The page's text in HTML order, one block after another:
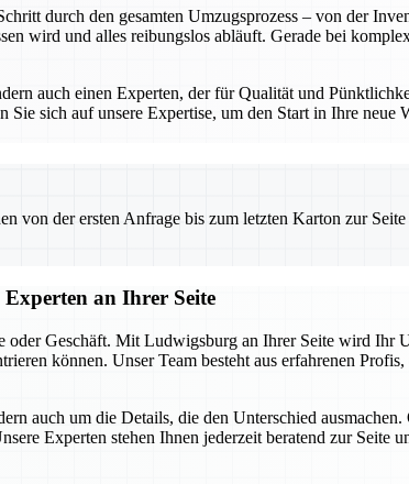
durch den gesamten Umzugsprozess – von der
wird und alles reibungslos abläuft. Gerade bei
auch einen Experten, der für Qualität und
sich auf unsere Expertise, um den Start in Ihre neue
von der ersten Anfrage bis zum letzten Karton zur
an Ihrer Seite
Geschäft. Mit Ludwigsburg an Ihrer Seite wird Ihr
können. Unser Team besteht aus erfahrenen
auch um die Details, die den Unterschied
Experten stehen Ihnen jederzeit beratend zur Seite